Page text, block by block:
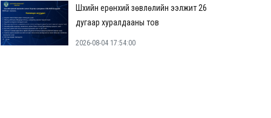
Шүүхийн ерөнхий зөвлөлийн ээлжит 26
дугаар хуралдааны тов
2026-08-04 17:54:00